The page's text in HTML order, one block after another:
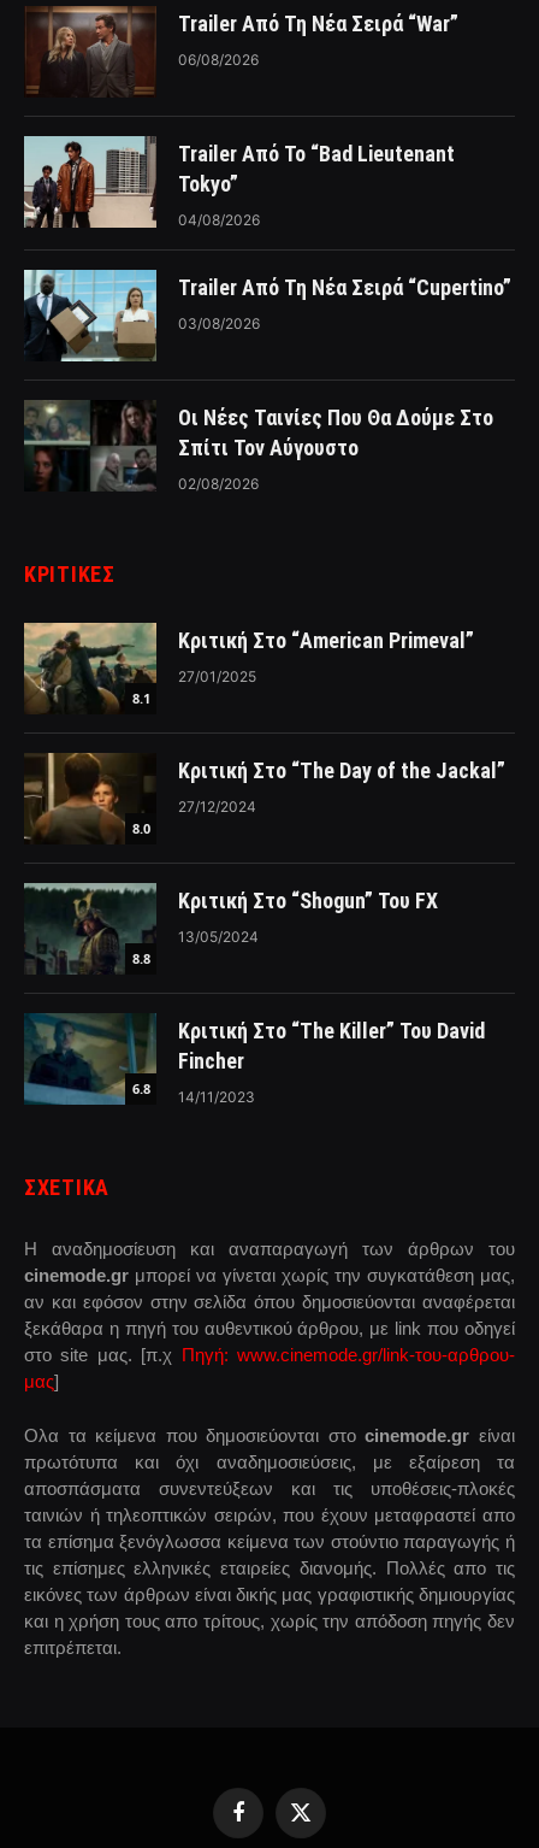
Trailer Από Τη Νέα Σειρά “War”
06/08/2026
Trailer Από Το “Bad Lieutenant
Tokyo”
04/08/2026
Trailer Από Τη Νέα Σειρά “Cupertino”
03/08/2026
Οι Νέες Ταινίες Που Θα Δούμε Στο
Σπίτι Τον Αύγουστο
02/08/2026
ΚΡΙΤΙΚΈΣ
8.1
Κριτική Στο “American Primeval”
27/01/2025
8.0
Κριτική Στο “The Day of the Jackal”
27/12/2024
8.8
Κριτική Στο “Shogun” Του FX
13/05/2024
6.8
Κριτική Στο “The Killer” Του David
Fincher
14/11/2023
ΣΧΕΤΙΚΑ
Η αναδημοσίευση και αναπαραγωγή των άρθρων του
cinemode.gr μπορεί να γίνεται χωρίς την συγκατάθεση μας,
αν και εφόσον στην σελίδα όπου δημοσιεύονται αναφέρεται
ξεκάθαρα η πηγή του αυθεντικού άρθρου, με link που οδηγεί
στο site μας. [π.χ Πηγή: www.cinemode.gr/link-του-αρθρου-
μας]
Ολα τα κείμενα που δημοσιεύονται στοcinemode.gr είναι
πρωτότυπα και όχι αναδημοσιεύσεις, με εξαίρεση τα
αποσπάσματα συνεντεύξεων και τις υποθέσεις-πλοκές
ταινιών ή τηλεοπτικών σειρών, που έχουν μεταφραστεί απο
τα επίσημα ξενόγλωσσα κείμενα των στούντιο παραγωγής ή
τις επίσημες ελληνικές εταιρείες διανομής. Πολλές απο τις
εικόνες των άρθρων είναι δικής μας γραφιστικής δημιουργίας
και η χρήση τους απο τρίτους, χωρίς την απόδοση πηγής δεν
επιτρέπεται.
FacebookX